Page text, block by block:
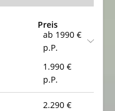
Preis
ab 1990 €
p.P.
1.990 €
p.P.
2.290 €